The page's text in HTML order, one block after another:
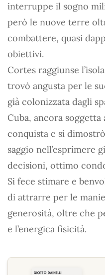
interruppe il sogno
però le nuove terre
combattere, quasi
obiettivi.
Cortes raggiunse
trovò angusta per le
già colonizzata dagli
Cuba, ancora soggetta
conquista e si
saggio nell’esprimere
decisioni, ottimo
Si fece stimare e
di attrarre per le
generosità, oltre che
e l’energica fisicità.